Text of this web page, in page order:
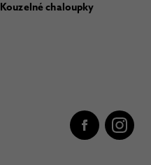
Kouzelné chaloupky